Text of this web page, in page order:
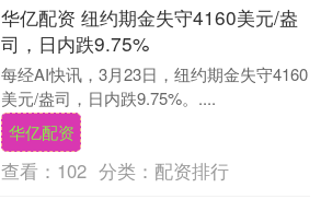
华亿配资 纽约期金失守4160美元/盎
司，日内跌9.75%
每经AI快讯，3月23日，纽约期金失守4160
美元/盎司，日内跌9.75%。....
华亿配资
查看： 102 分类： 配资排行